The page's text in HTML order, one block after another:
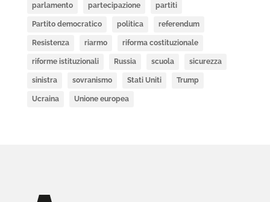
parlamento partecipazione partiti
Partito democratico politica referendum
Resistenza riarmo riforma costituzionale
riforme istituzionali Russia scuola sicurezza
sinistra sovranismo Stati Uniti Trump
Ucraina Unione europea